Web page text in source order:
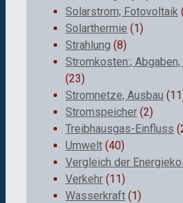
Solarstrom; Fotovoltaik
Solarthermie (1)
Strahlung (8)
Stromkosten:;
(23)
Stromnetze, Ausbau
Stromspeicher (2)
Treibhausgas-Einfluss
Umwelt (40)
Vergleich der
Verkehr (11)
Wasserkraft (1)